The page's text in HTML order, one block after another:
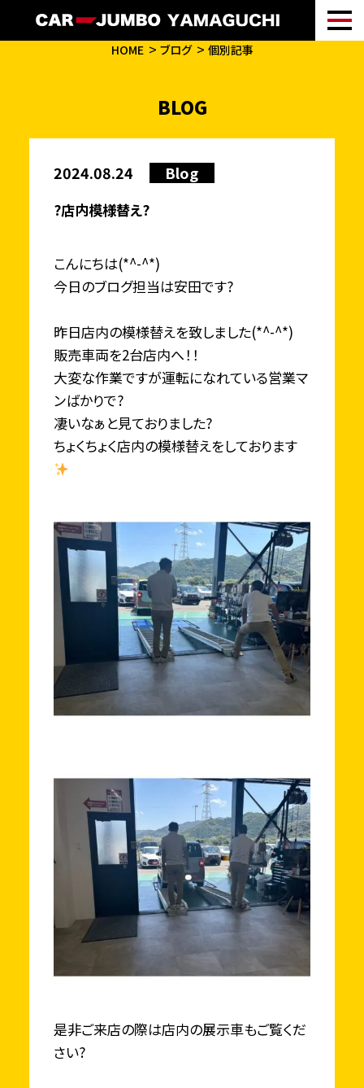
HOME ブログ 個別記事
BLOG
2024.08.24 Blog
?店内模様替え?
こんにちは(*^-^*)
今日のブログ担当は安田です?
昨日店内の模様替えを致しました(*^-^*)
販売車両を2台店内へ！！
大変な作業ですが運転になれている営業マ
ンばかりで?
凄いなぁと見ておりました?
ちょくちょく店内の模様替えをしております
是非ご来店の際は店内の展示車もご覧くだ
さい?